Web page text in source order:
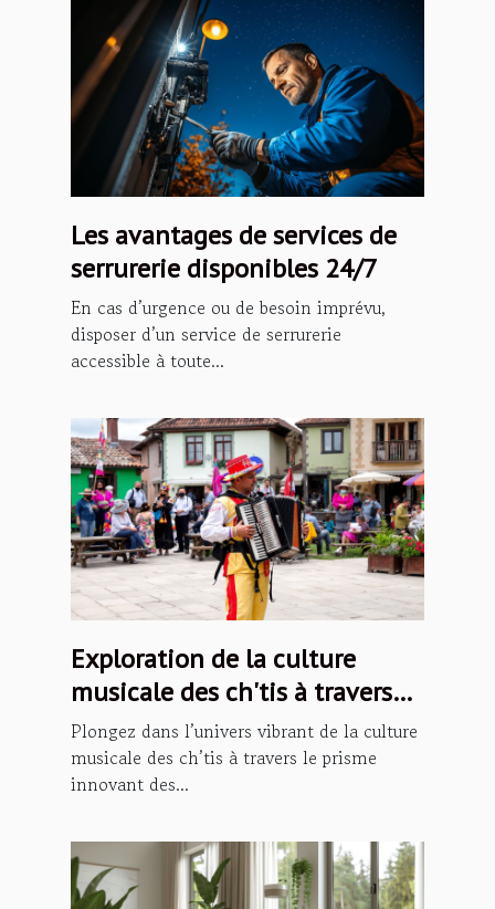
Les avantages de services de
serrurerie disponibles 24/7
En cas d’urgence ou de besoin imprévu,
disposer d’un service de serrurerie
accessible à toute...
Exploration de la culture
musicale des ch'tis à travers
les podcasts
Plongez dans l’univers vibrant de la culture
musicale des ch’tis à travers le prisme
innovant des...